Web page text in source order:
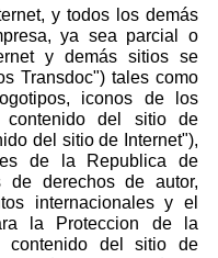
y todos los demás
ya sea parcial o
y demás sitios se
Transdoc") tales como
iconos de los
contenido del sitio de
del sitio de Internet"),
de la Republica de
de derechos de autor,
internacionales y el
la Proteccion de la
contenido del sitio de